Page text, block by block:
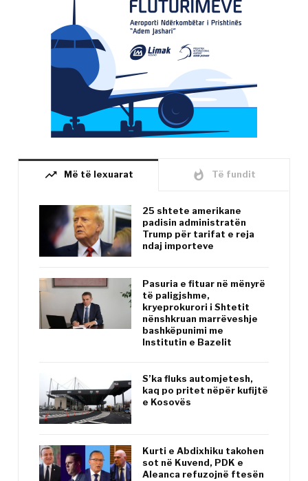
trending_up Më të lexuarat whatshot Të fundit
25 shtete amerikane
padisin administratën
Trump për tarifat e reja
ndaj importeve
Pasuria e fituar në mënyrë
të paligjshme,
kryeprokurori i Shtetit
nënshkruan marrëveshje
bashkëpunimi me
Institutin e Bazelit
S’ka fluks automjetesh,
kaq po pritet nëpër kufijtë
e Kosovës
Kurti e Abdixhiku takohen
sot në Kuvend, PDK e
Aleanca refuzojnë ftesën